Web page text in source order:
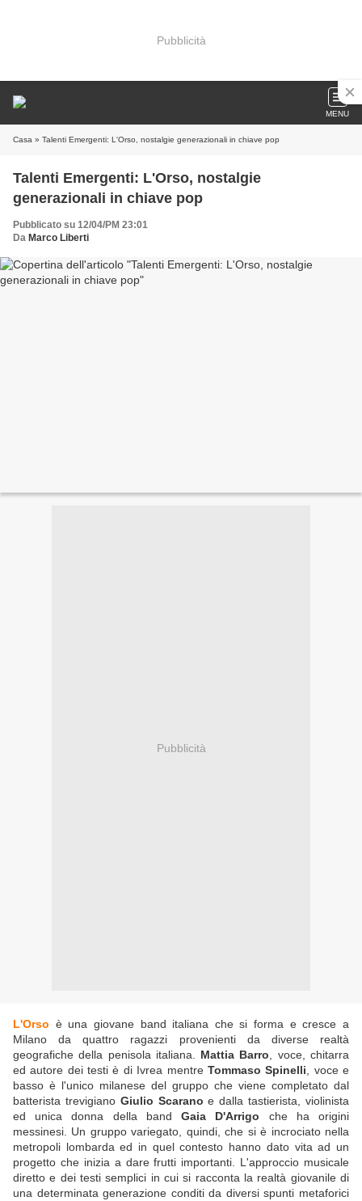
Pubblicità
MENU
Casa » Talenti Emergenti: L'Orso, nostalgie generazionali in chiave pop
Talenti Emergenti: L'Orso, nostalgie
generazionali in chiave pop
Pubblicato su 12/04/PM 23:01
Da Marco Liberti
Pubblicità
L'Orso è una giovane band italiana che si forma e cresce a
Milano da quattro ragazzi provenienti da diverse realtà
geografiche della penisola italiana. Mattia Barro , voce, chitarra
ed autore dei testi è di Ivrea mentre Tommaso Spinelli , voce e
basso è l'unico milanese del gruppo che viene completato dal
batterista trevigiano Giulio Scarano e dalla tastierista, violinista
ed unica donna della bandGaia D'Arrigo che ha origini
messinesi. Un gruppo variegato, quindi, che si è incrociato nella
metropoli lombarda ed in quel contesto hanno dato vita ad un
progetto che inizia a dare frutti importanti. L'approccio musicale
diretto e dei testi semplici in cui si racconta la realtà giovanile di
una determinata generazione conditi da diversi spunti metaforici